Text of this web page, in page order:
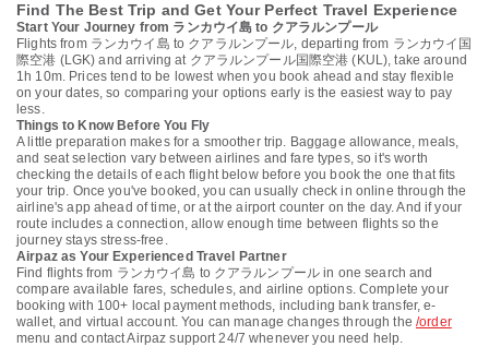
Find The Best Trip and Get Your Perfect Travel Experience
Start Your Journey from ランカウイ島 to クアラルンプール
Flights from ランカウイ島 to クアラルンプール, departing from ランカウイ国
際空港 (LGK) and arriving at クアラルンプール国際空港 (KUL), take around
1h 10m. Prices tend to be lowest when you book ahead and stay flexible
on your dates, so comparing your options early is the easiest way to pay
less.
Things to Know Before You Fly
A little preparation makes for a smoother trip. Baggage allowance, meals,
and seat selection vary between airlines and fare types, so it's worth
checking the details of each flight below before you book the one that fits
your trip. Once you've booked, you can usually check in online through the
airline's app ahead of time, or at the airport counter on the day. And if your
route includes a connection, allow enough time between flights so the
journey stays stress-free.
Airpaz as Your Experienced Travel Partner
Find flights from ランカウイ島 to クアラルンプール in one search and
compare available fares, schedules, and airline options. Complete your
booking with 100+ local payment methods, including bank transfer, e-
wallet, and virtual account. You can manage changes through the /order
menu and contact Airpaz support 24/7 whenever you need help.